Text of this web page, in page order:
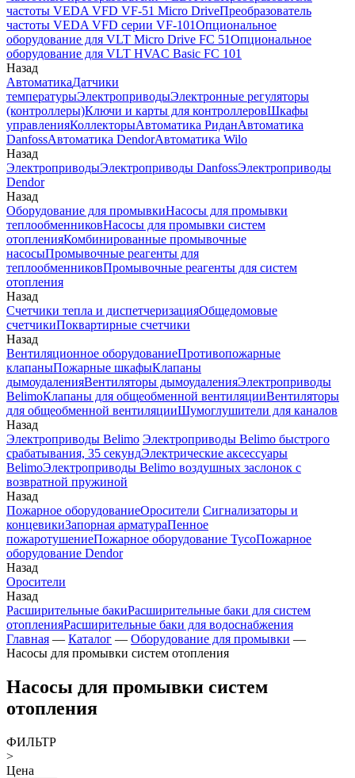
частоты VEDA VFD VF-51 Micro DriveПреобразователь
частоты VEDA VFD серии VF-101Опциональное
оборудование для VLT Micro Drive FC 51Опциональное
оборудование для VLT HVAC Basic FC 101
Назад
АвтоматикаДатчики
температурыЭлектроприводыЭлектронные регуляторы
(контроллеры)Ключи и карты для контроллеровШкафы
управленияКоллекторыАвтоматика РиданАвтоматика
DanfossАвтоматика DendorАвтоматика Wilo
Назад
ЭлектроприводыЭлектроприводы DanfossЭлектроприводы
Dendor
Назад
Оборудование для промывкиНасосы для промывки
теплообменниковНасосы для промывки систем
отопленияКомбинированные промывочные
насосыПромывочные реагенты для
теплообменниковПромывочные реагенты для систем
отопления
Назад
Счетчики тепла и диспетчеризацияОбщедомовые
счетчикиПоквартирные счетчики
Назад
Вентиляционное оборудованиеПротивопожарные
клапаныПожарные шкафыКлапаны
дымоудаленияВентиляторы дымоудаленияЭлектроприводы
BelimoКлапаны для общеобменной вентиляцииВентиляторы
для общеобменной вентиляцииШумоглушители для каналов
Назад
Электроприводы Belimo Электроприводы Belimo быстрого
срабатывания, 35 секундЭлектрические аксессуары
BelimoЭлектроприводы Belimo воздушных заслонок c
возвратной пружиной
Назад
Пожарное оборудованиеОросители Сигнализаторы и
концевикиЗапорная арматураПенное
пожаротушениеПожарное оборудование TycoПожарное
оборудование Dendor
Назад
Оросители
Назад
Расширительные бакиРасширительные баки для систем
отопленияРасширительные баки для водоснабжения
Главная — Каталог — Оборудование для промывки —
Насосы для промывки систем отопления
Насосы для промывки систем
отопления
ФИЛЬТР
>
Цена